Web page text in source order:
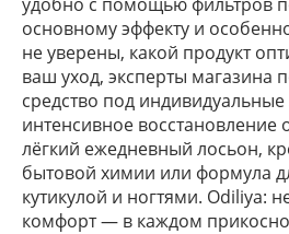
основному эффекту и
не уверены, какой продукт
ваш уход, эксперты магазина
средство под индивидуальные
интенсивное восстановление
лёгкий ежедневный лосьон,
бытовой химии или формула
кутикулой и ногтями. Odiliya:
комфорт — в каждом